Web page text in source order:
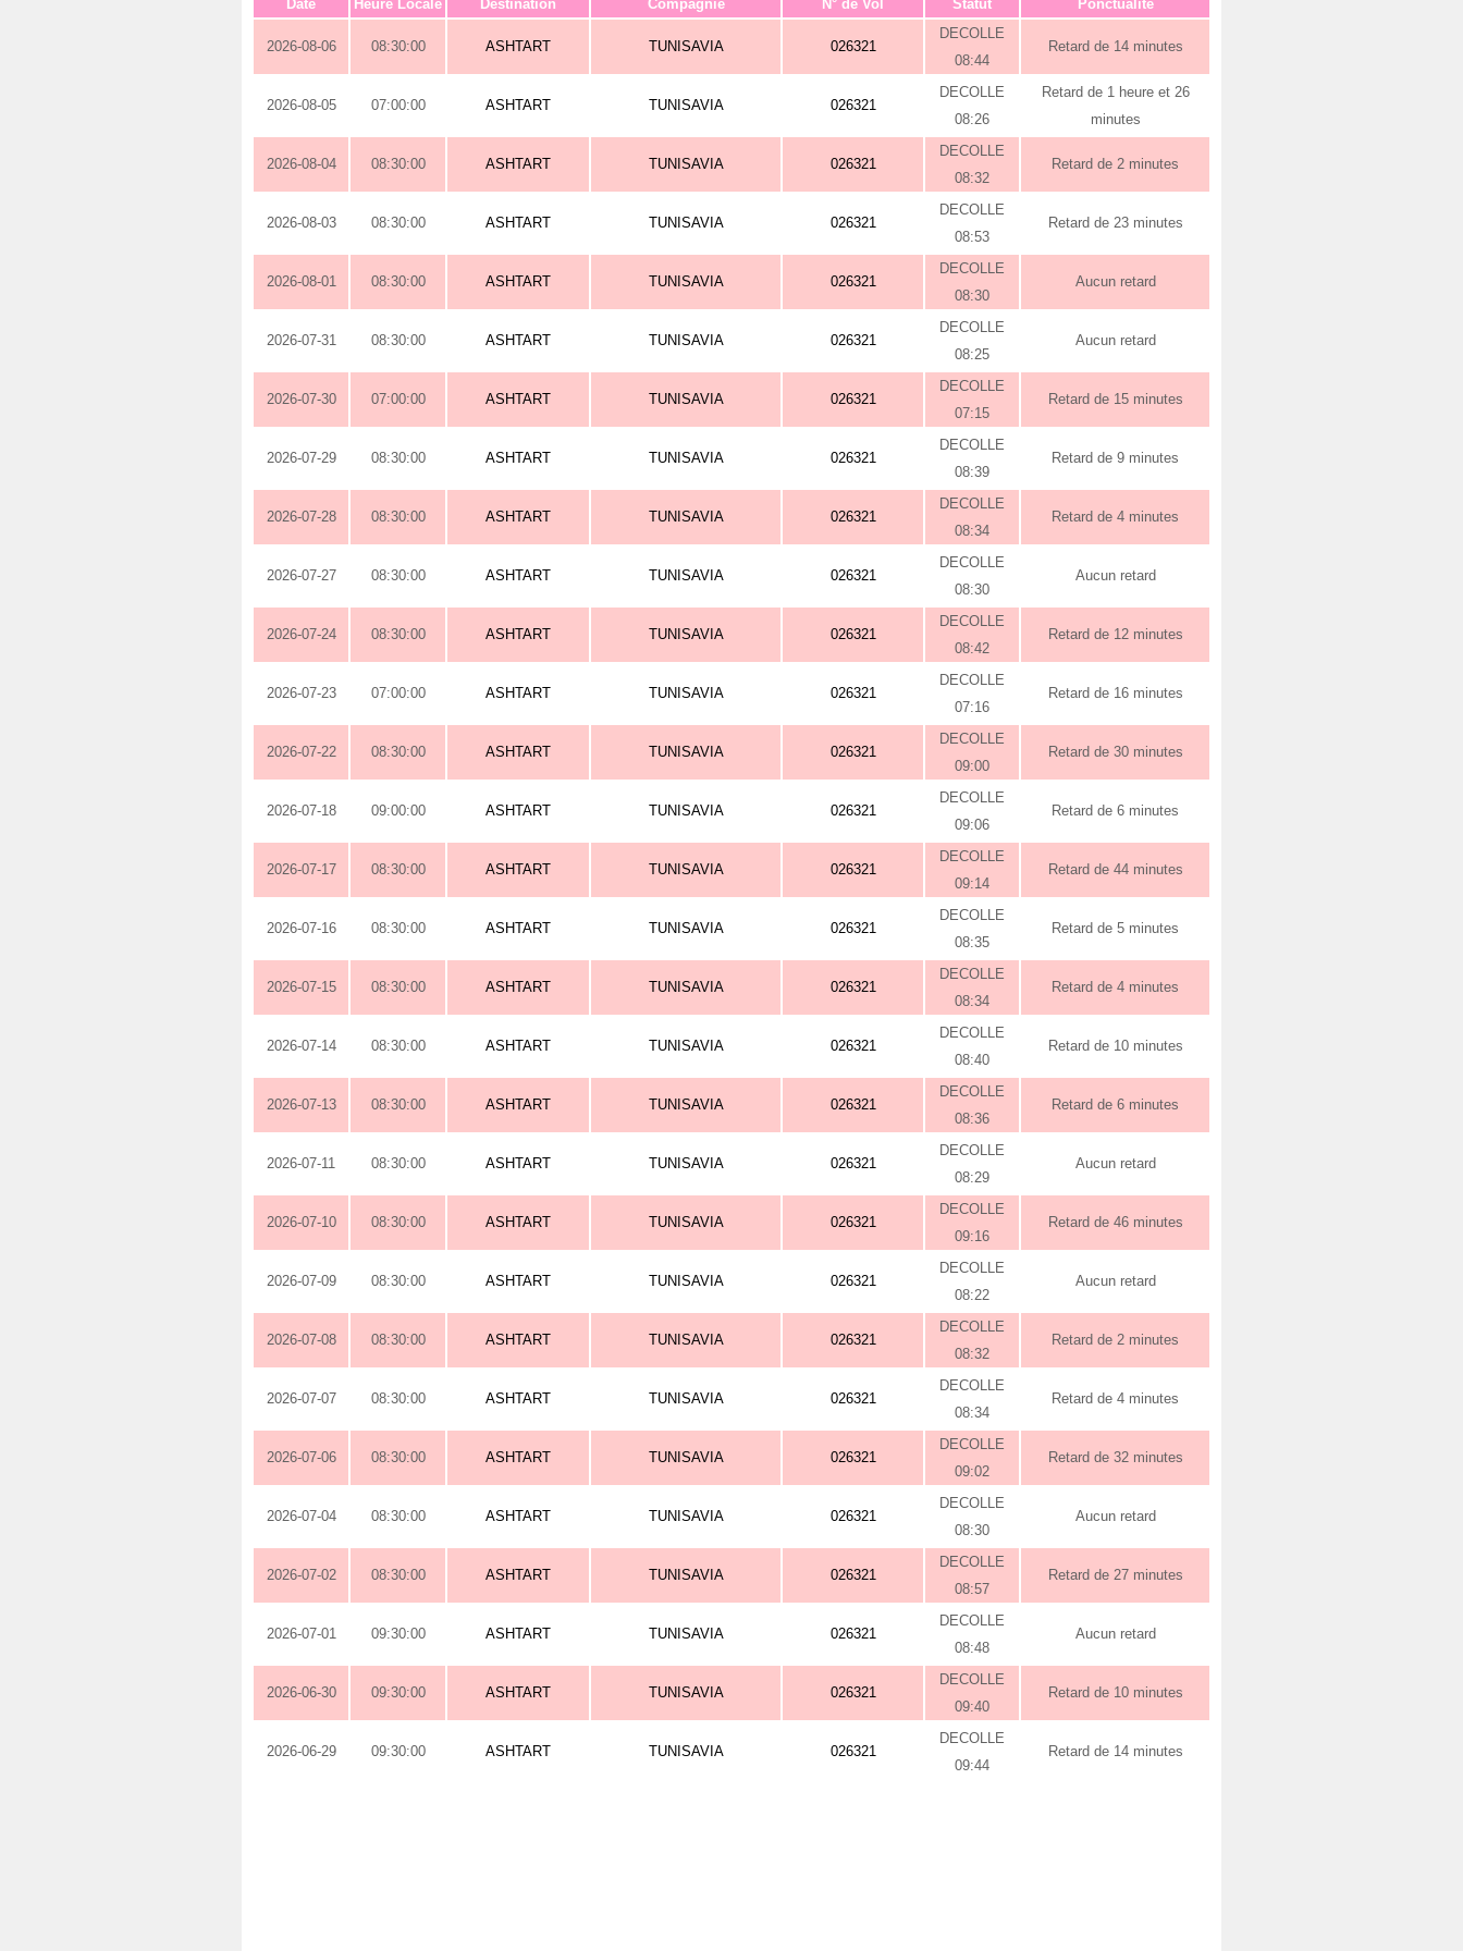
Date Heure Locale Destination Compagnie N° de Vol Statut Ponctualité
2026-08-06 08:30:00 ASHTART TUNISAVIA 026321
DECOLLE
08:44
Retard de 14 minutes
2026-08-05 07:00:00 ASHTART TUNISAVIA 026321
DECOLLE
08:26
Retard de 1 heure et 26
minutes
2026-08-04 08:30:00 ASHTART TUNISAVIA 026321
DECOLLE
08:32
Retard de 2 minutes
2026-08-03 08:30:00 ASHTART TUNISAVIA 026321
DECOLLE
08:53
Retard de 23 minutes
2026-08-01 08:30:00 ASHTART TUNISAVIA 026321
DECOLLE
08:30
Aucun retard
2026-07-31 08:30:00 ASHTART TUNISAVIA 026321
DECOLLE
08:25
Aucun retard
2026-07-30 07:00:00 ASHTART TUNISAVIA 026321
DECOLLE
07:15
Retard de 15 minutes
2026-07-29 08:30:00 ASHTART TUNISAVIA 026321
DECOLLE
08:39
Retard de 9 minutes
2026-07-28 08:30:00 ASHTART TUNISAVIA 026321
DECOLLE
08:34
Retard de 4 minutes
2026-07-27 08:30:00 ASHTART TUNISAVIA 026321
DECOLLE
08:30
Aucun retard
2026-07-24 08:30:00 ASHTART TUNISAVIA 026321
DECOLLE
08:42
Retard de 12 minutes
2026-07-23 07:00:00 ASHTART TUNISAVIA 026321
DECOLLE
07:16
Retard de 16 minutes
2026-07-22 08:30:00 ASHTART TUNISAVIA 026321
DECOLLE
09:00
Retard de 30 minutes
2026-07-18 09:00:00 ASHTART TUNISAVIA 026321
DECOLLE
09:06
Retard de 6 minutes
2026-07-17 08:30:00 ASHTART TUNISAVIA 026321
DECOLLE
09:14
Retard de 44 minutes
2026-07-16 08:30:00 ASHTART TUNISAVIA 026321
DECOLLE
08:35
Retard de 5 minutes
2026-07-15 08:30:00 ASHTART TUNISAVIA 026321
DECOLLE
08:34
Retard de 4 minutes
2026-07-14 08:30:00 ASHTART TUNISAVIA 026321
DECOLLE
08:40
Retard de 10 minutes
2026-07-13 08:30:00 ASHTART TUNISAVIA 026321
DECOLLE
08:36
Retard de 6 minutes
2026-07-11 08:30:00 ASHTART TUNISAVIA 026321
DECOLLE
08:29
Aucun retard
2026-07-10 08:30:00 ASHTART TUNISAVIA 026321
DECOLLE
09:16
Retard de 46 minutes
2026-07-09 08:30:00 ASHTART TUNISAVIA 026321
DECOLLE
08:22
Aucun retard
2026-07-08 08:30:00 ASHTART TUNISAVIA 026321
DECOLLE
08:32
Retard de 2 minutes
2026-07-07 08:30:00 ASHTART TUNISAVIA 026321
DECOLLE
08:34
Retard de 4 minutes
2026-07-06 08:30:00 ASHTART TUNISAVIA 026321
DECOLLE
09:02
Retard de 32 minutes
2026-07-04 08:30:00 ASHTART TUNISAVIA 026321
DECOLLE
08:30
Aucun retard
2026-07-02 08:30:00 ASHTART TUNISAVIA 026321
DECOLLE
08:57
Retard de 27 minutes
2026-07-01 09:30:00 ASHTART TUNISAVIA 026321
DECOLLE
08:48
Aucun retard
2026-06-30 09:30:00 ASHTART TUNISAVIA 026321
DECOLLE
09:40
Retard de 10 minutes
2026-06-29 09:30:00 ASHTART TUNISAVIA 026321
DECOLLE
09:44
Retard de 14 minutes